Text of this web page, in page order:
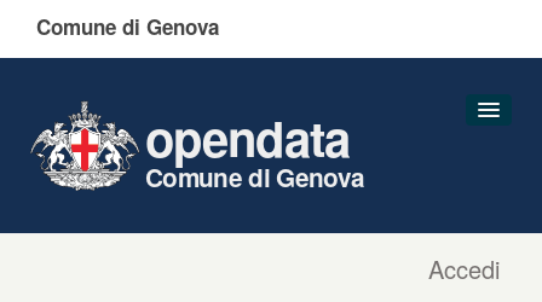
Comune di Genova
Accedi
opendata
Comune di Genova